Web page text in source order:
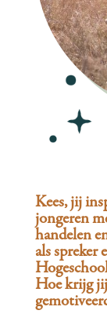
Kees, jij
jongeren
handelen
als spreker
Hoe krijg